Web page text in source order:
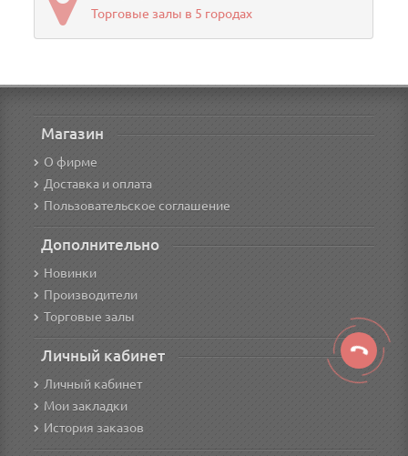
Торговые залы в 5 городах
Магазин
О фирме
Доставка и оплата
Пользовательское соглашение
Дополнительно
Новинки
Производители
Торговые залы
Личный кабинет
Личный кабинет
Мои закладки
История заказов